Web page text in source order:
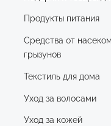
Продукты питания
Средства от
грызунов
Текстиль для дома
Уход за волосами
Уход за кожей